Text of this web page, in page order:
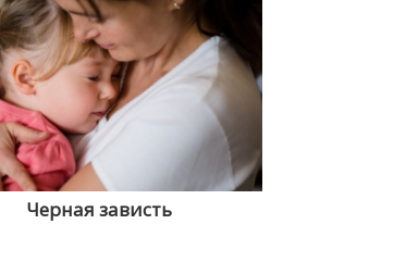
Черная зависть